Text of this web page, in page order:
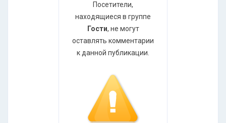
Посетители,
находящиеся в группе
Гости, не могут
оставлять комментарии
к данной публикации.